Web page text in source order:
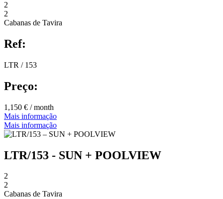
2
2
Cabanas de Tavira
Ref:
LTR / 153
Preço:
1,150 € / month
Mais informação
Mais informação
LTR/153 - SUN + POOLVIEW
2
2
Cabanas de Tavira